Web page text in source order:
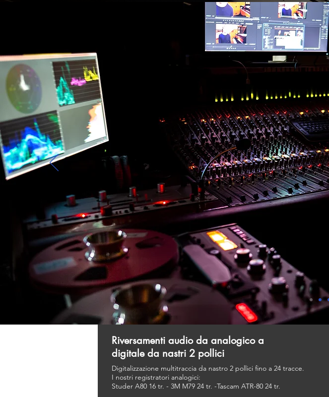
Riversamenti audio da analogico a
digitale da nastri 2 pollici
Digitalizzazione multitraccia da nastro 2 pollici fino a 24 tracce.
I nostri registratori analogici:
Studer A80 16 tr. - 3M M79 24 tr. -Tascam ATR-80 24 tr.